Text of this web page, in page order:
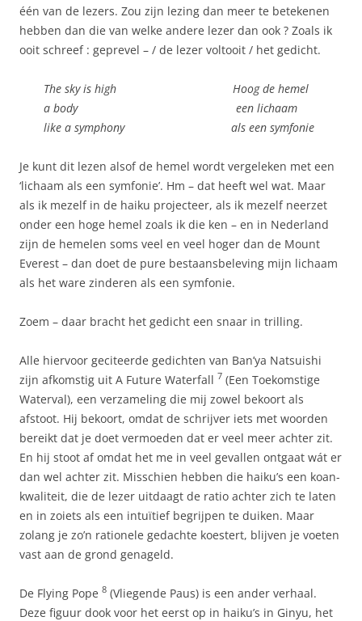
één van de lezers. Zou zijn lezing dan meer te betekenen
hebben dan die van welke andere lezer dan ook ? Zoals ik
ooit schreef : geprevel – / de lezer voltooit / het gedicht.
The sky is high Hoog de hemel
a body een lichaam
like a symphony als een symfonie
Je kunt dit lezen alsof de hemel wordt vergeleken met een
‘lichaam als een symfonie’. Hm – dat heeft wel wat. Maar
als ik mezelf in de haiku projecteer, als ik mezelf neerzet
onder een hoge hemel zoals ik die ken – en in Nederland
zijn de hemelen soms veel en veel hoger dan de Mount
Everest – dan doet de pure bestaansbeleving mijn lichaam
als het ware zinderen als een symfonie.
Zoem – daar bracht het gedicht een snaar in trilling.
Alle hiervoor geciteerde gedichten van Ban’ya Natsuishi
zijn afkomstig uit A Future Waterfall 7 (Een Toekomstige
Waterval), een verzameling die mij zowel bekoort als
afstoot. Hij bekoort, omdat de schrijver iets met woorden
bereikt dat je doet vermoeden dat er veel meer achter zit.
En hij stoot af omdat het me in veel gevallen ontgaat wát er
dan wel achter zit. Misschien hebben die haiku’s een koan-
kwaliteit, die de lezer uitdaagt de ratio achter zich te laten
en in zoiets als een intuïtief begrijpen te duiken. Maar
zolang je zo’n rationele gedachte koestert, blijven je voeten
vast aan de grond genageld.
De Flying Pope 8 (Vliegende Paus) is een ander verhaal.
Deze figuur dook voor het eerst op in haiku’s in Ginyu, het